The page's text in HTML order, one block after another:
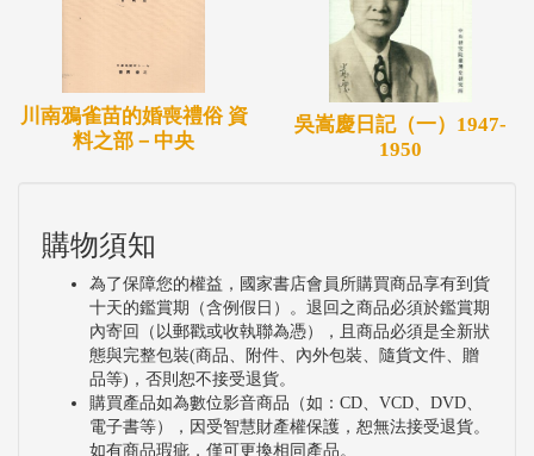
川南鴉雀苗的婚喪禮俗 資
料之部－中央
吳嵩慶日記（一）1947-
1950
購物須知
為了保障您的權益，國家書店會員所購買商品享有到貨
十天的鑑賞期（含例假日）。退回之商品必須於鑑賞期
內寄回（以郵戳或收執聯為憑），且商品必須是全新狀
態與完整包裝(商品、附件、內外包裝、隨貨文件、贈
品等)，否則恕不接受退貨。
購買產品如為數位影音商品（如：CD、VCD、DVD、
電子書等），因受智慧財產權保護，恕無法接受退貨。
如有商品瑕疵，僅可更換相同產品。